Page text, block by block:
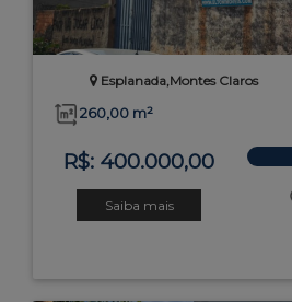
Esplanada,Montes Claros
260,00 m²
R$: 400.000,00
Saiba mais